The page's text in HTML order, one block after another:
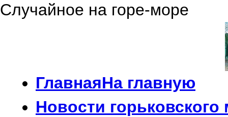
Случайное на горе-море
ГлавнаяНа главную
Новости